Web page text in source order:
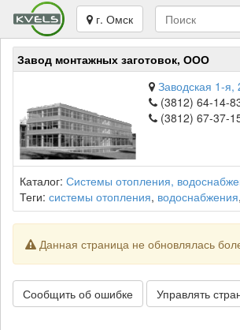
г. Омск
Завод монтажных заготовок, ООО
Заводская 1-я,
(3812) 64-14-
(3812) 67-37-
Каталог: Системы отопления,
Теги: системы отопления, водоснабжения,
Данная страница не обновлялась
Сообщить об ошибке Управлять